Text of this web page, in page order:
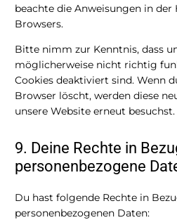
beachte die Anweisungen in der
Browsers.
Bitte nimm zur Kenntnis, dass
möglicherweise nicht richtig
Cookies deaktiviert sind. Wenn
Browser löscht, werden diese
unsere Website erneut besuchst.
9. Deine Rechte in
personenbezogene
Du hast folgende Rechte in
personenbezogenen Daten: